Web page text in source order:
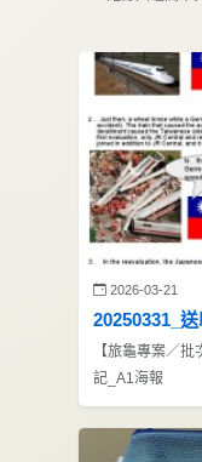
2026-03-21
20250331_
【旅龜專案／
記_A1海報